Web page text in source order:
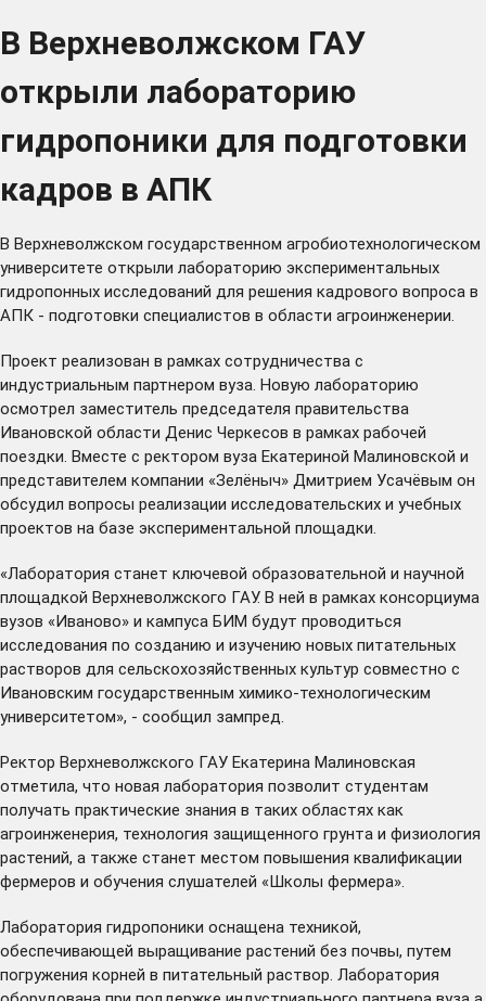
В Верхневолжском ГАУ
открыли лабораторию
гидропоники для подготовки
кадров в АПК
В Верхневолжском государственном агробиотехнологическом
университете открыли лабораторию экспериментальных
гидропонных исследований для решения кадрового вопроса в
АПК - подготовки специалистов в области агроинженерии.
Проект реализован в рамках сотрудничества с
индустриальным партнером вуза. Новую лабораторию
осмотрел заместитель председателя правительства
Ивановской области Денис Черкесов в рамках рабочей
поездки. Вместе с ректором вуза Екатериной Малиновской и
представителем компании «Зелёныч» Дмитрием Усачёвым он
обсудил вопросы реализации исследовательских и учебных
проектов на базе экспериментальной площадки.
«Лаборатория станет ключевой образовательной и научной
площадкой Верхневолжского ГАУ. В ней в рамках консорциума
вузов «Иваново» и кампуса БИМ будут проводиться
исследования по созданию и изучению новых питательных
растворов для сельскохозяйственных культур совместно с
Ивановским государственным химико-технологическим
университетом», - сообщил зампред.
Ректор Верхневолжского ГАУ Екатерина Малиновская
отметила, что новая лаборатория позволит студентам
получать практические знания в таких областях как
агроинженерия, технология защищенного грунта и физиология
растений, а также станет местом повышения квалификации
фермеров и обучения слушателей «Школы фермера».
Лаборатория гидропоники оснащена техникой,
обеспечивающей выращивание растений без почвы, путем
погружения корней в питательный раствор. Лаборатория